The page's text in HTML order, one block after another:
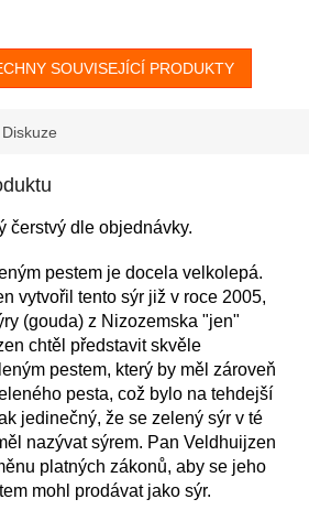
SOUVISEJÍCÍ PRODUKTY
Diskuze
čerstvý dle objednávky.
pestem je docela velkolepá.
vytvořil tento sýr již v roce 2005,
(gouda) z Nizozemska "jen"
chtěl představit skvěle
pestem, který by měl zároveň
pesta, což bylo na tehdejší
jedinečný, že se zelený sýr v té
nazývat sýrem. Pan Veldhuijzen
platných zákonů, aby se jeho
mohl prodávat jako sýr.